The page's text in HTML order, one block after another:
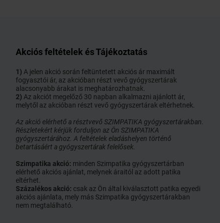
Akciós feltételek és Tájékoztatás
1) A jelen akció során feltüntetett akciós ár maximált
fogyasztói ár, az akcióban részt vevő gyógyszertárak
alacsonyabb árakat is meghatározhatnak.
2) Az akciót megelőző 30 napban alkalmazni ajánlott ár,
melytől az akcióban részt vevő gyógyszertárak eltérhetnek.
Az akció elérhető a résztvevő SZIMPATIKA gyógyszertárakban.
Részletekért kérjük forduljon az Ön SZIMPATIKA
gyógyszertárához. A feltételek eladáshelyen történő
betartásáért a gyógyszertárak felelősek.
Szimpatika akció: minden Szimpatika gyógyszertárban
elérhető akciós ajánlat, melynek áraitól az adott patika
eltérhet.
Százalékos akció: csak az Ön által kiválasztott patika egyedi
akciós ajánlata, mely más Szimpatika gyógyszertárakban
nem megtalálható.